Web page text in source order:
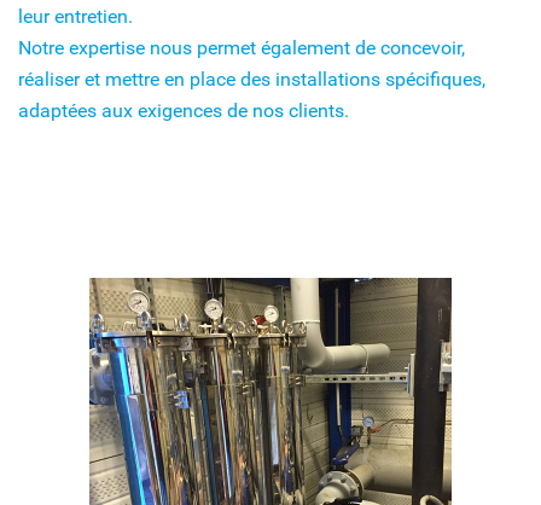
leur entretien.
Notre expertise nous permet également de concevoir,
réaliser et mettre en place des installations spécifiques,
adaptées aux exigences de nos clients.